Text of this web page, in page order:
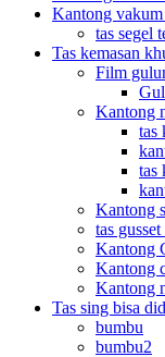
Kantong
tas segel
Tas kemasan
Film
Kantong
tas
tas
Kantong
tas gusset
Kantong
Kantong
Kantong
Tas sing bisa
bumbu
bumbu2